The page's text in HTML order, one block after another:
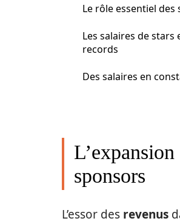
Le rôle essentiel des
Les salaires de
records
Des salaires en
sponsors
L’essor des revenus